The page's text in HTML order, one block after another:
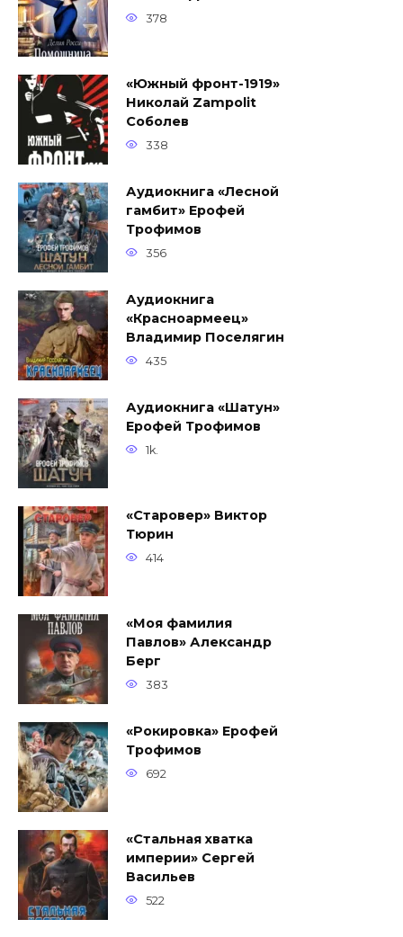
378
«Южный фронт-1919»
Николай Zampolit
Соболев
338
Аудиокнига «Лесной
гамбит» Ерофей
Трофимов
356
Аудиокнига
«Красноармеец»
Владимир Поселягин
435
Аудиокнига «Шатун»
Ерофей Трофимов
1k.
«Старовер» Виктор
Тюрин
414
«Моя фамилия
Павлов» Александр
Берг
383
«Рокировка» Ерофей
Трофимов
692
«Стальная хватка
империи» Сергей
Васильев
522